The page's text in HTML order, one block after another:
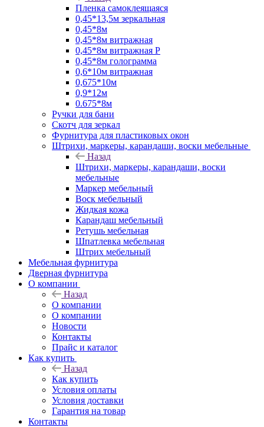
Пленка самоклеящаяся
0,45*13,5м зеркальная
0,45*8м
0,45*8м витражная
0,45*8м витражная Р
0,45*8м голограмма
0,6*10м витражная
0,675*10м
0,9*12м
0.675*8м
Ручки для бани
Скотч для зеркал
Фурнитура для пластиковых окон
Штрихи, маркеры, карандаши, воски мебельные
Назад
Штрихи, маркеры, карандаши, воски
мебельные
Маркер мебельный
Воск мебельный
Жидкая кожа
Карандаш мебельный
Ретушь мебельная
Шпатлевка мебельная
Штрих мебельный
Мебельная фурнитура
Дверная фурнитура
О компании
Назад
О компании
О компании
Новости
Контакты
Прайс и каталог
Как купить
Назад
Как купить
Условия оплаты
Условия доставки
Гарантия на товар
Контакты